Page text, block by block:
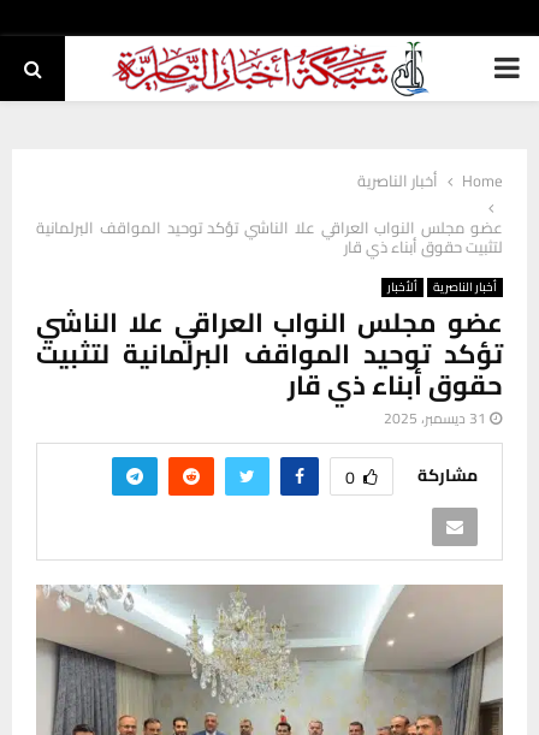
PRIMARY
Home
أخبار الناصرية
عضو مجلس النواب العراقي علا الناشي تؤكد توحيد المواقف البرلمانية
لتثبيت حقوق أبناء ذي قار
أخبار الناصرية ألأخبار
عضو مجلس النواب العراقي علا الناشي
تؤكد توحيد المواقف البرلمانية لتثبيت
حقوق أبناء ذي قار
31 ديسمبر، 2025
مشاركة 0